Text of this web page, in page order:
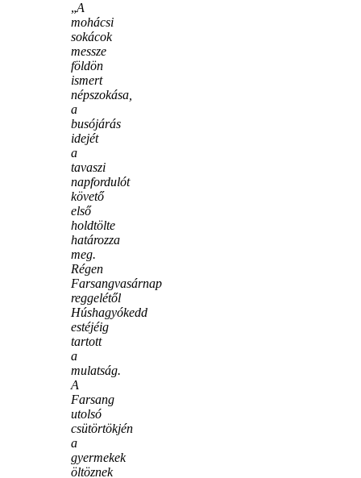
„A
mohácsi
sokácok
messze
földön
ismert
népszokása,
a
busójárás
idejét
a
tavaszi
napfordulót
követő
első
holdtölte
határozza
meg.
Régen
Farsangvasárnap
reggelétől
Húshagyókedd
estéjéig
tartott
a
mulatság.
A
Farsang
utolsó
csütörtökjén
a
gyermekek
öltöznek